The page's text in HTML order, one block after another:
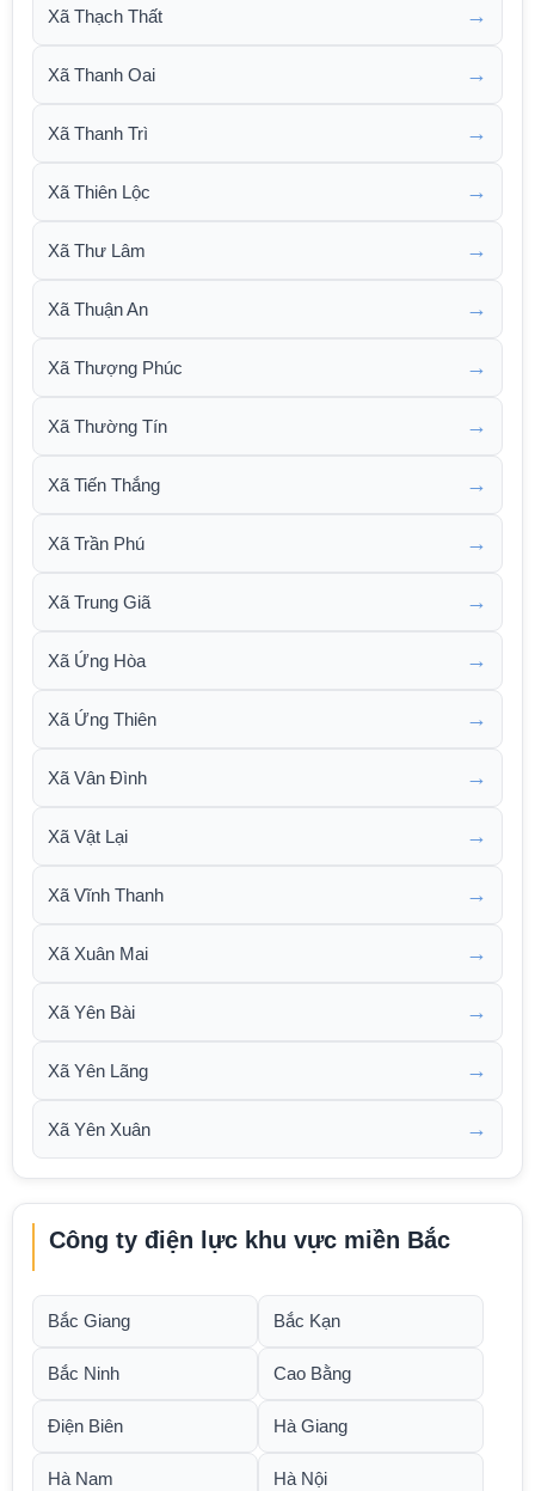
Xã Thạch Thất →
Xã Thanh Oai →
Xã Thanh Trì →
Xã Thiên Lộc →
Xã Thư Lâm →
Xã Thuận An →
Xã Thượng Phúc →
Xã Thường Tín →
Xã Tiến Thắng →
Xã Trần Phú →
Xã Trung Giã →
Xã Ứng Hòa →
Xã Ứng Thiên →
Xã Vân Đình →
Xã Vật Lại →
Xã Vĩnh Thanh →
Xã Xuân Mai →
Xã Yên Bài →
Xã Yên Lãng →
Xã Yên Xuân →
Công ty điện lực khu vực miền Bắc
Bắc Giang Bắc Kạn
Bắc Ninh Cao Bằng
Điện Biên Hà Giang
Hà Nam Hà Nội